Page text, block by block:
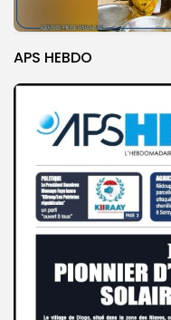
APS HEBDO